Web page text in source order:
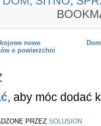
nowe
o powierzchni
, aby móc dodać
PRZEZ SOLUSION